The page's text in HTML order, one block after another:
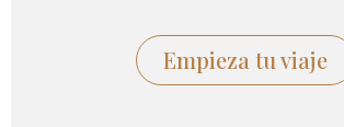
Empieza tu viaje